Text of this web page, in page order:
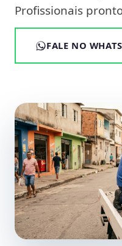
Profissionais
FALE NO